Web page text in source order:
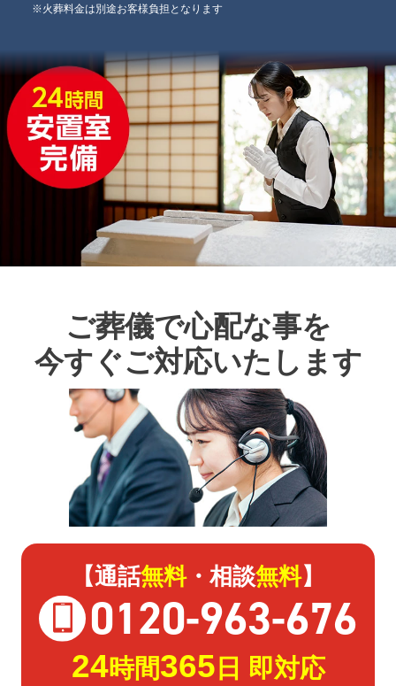
※火葬料金は別途お客様負担となります
ご葬儀で心配な事を
今すぐご対応いたします
【通話無料・相談無料】
0120-963-676
24時間365 日 即対応